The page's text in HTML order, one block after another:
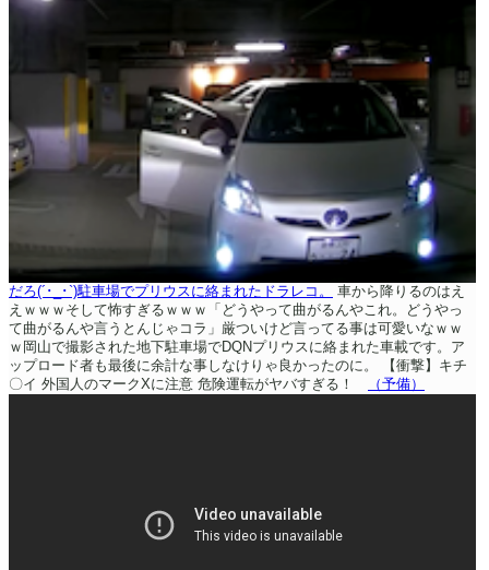
だろ(´･_･`)駐車場でプリウスに絡まれたドラレコ。
車から降りるのはえ
えｗｗｗそして怖すぎるｗｗｗ「どうやって曲がるんやこれ。どうやっ
て曲がるんや言うとんじゃコラ」厳ついけど言ってる事は可愛いなｗｗ
ｗ岡山で撮影された地下駐車場でDQNプリウスに絡まれた車載です。ア
ップロード者も最後に余計な事しなけりゃ良かったのに。
【衝撃】キチ
〇イ 外国人のマークXに注意 危険運転がヤバすぎる！
（予備）